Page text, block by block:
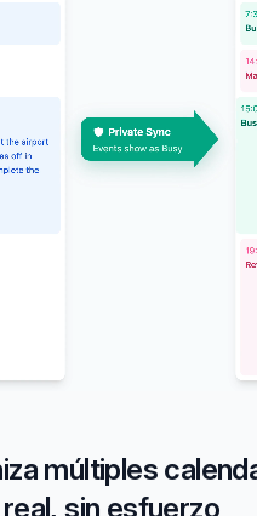
múltiples
sin esfuerzo